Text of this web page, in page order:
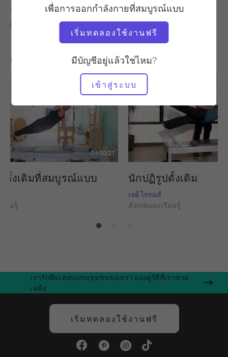
เพื่อการออกกำลังกายที่สมบูรณ์แบบ
เริ่มทดลองใช้งานฟรี
มีบัญชีอยู่แล้วใช่ไหม?
เข้าสู่ระบบ
ค้นหาชั้นเรียนที่คล้ายคลึงกันสำหรับ
การออกกำลังกายอื่น ๆ ที่คุณอาจชอบ
01:10:27
ดั้งเดิมที่สมบูรณ์แบบ
ยนรู้
นักปฏิรูปดั้งเดิม
เจย์ ไกรมส์
สังเกตและเรียนรู้
เรารักที่จะตอบแทนชุมชนของเรา ลองดูวิธีที่เราช่วย
เหลือ
เริ่มทดลองใช้งานฟรี